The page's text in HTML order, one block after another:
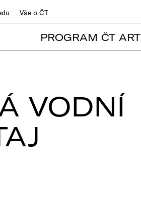
Vše o ČT
PROGRAM ČT ART
VODNÍ